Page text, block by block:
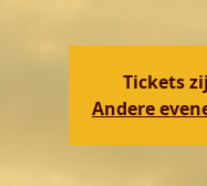
Tickets
Andere